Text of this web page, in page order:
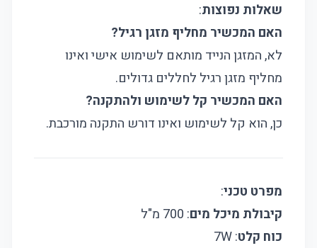
שאלות נפוצות:
האם המכשיר מחליף מזגן רגיל?
לא, המזגן הנייד מותאם לשימוש אישי ואינו
מחליף מזגן רגיל לחללים גדולים.
האם המכשיר קל לשימוש ולהתקנה?
כן, הוא קל לשימוש ואינו דורש התקנה מורכבת.
מפרט טכני:
קיבולת מיכל מים: 700 מ"ל
כוח קלט: 7W